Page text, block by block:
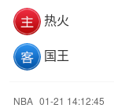
热火
国王
NBA 01-21 14:12:45